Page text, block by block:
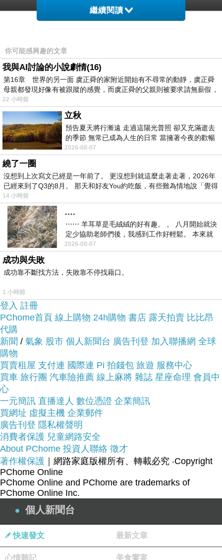
網路上購買~~
於是我參考了其他網友XCOM：未知的敵人 PC中文
完全版的推薦開箱文及心得分享!
上網找了很多XCOM：未知的敵人 PC中文完全版評
論跟比價的結果，還有哪裡買最便宜划算，發現它
真的很不錯!!
而且在網路上購買，品質有保障又有七天鑑
賞期，不滿意可以退貨也不用擔心買
貴!
服務這麼優，當然在網路購物最好啦~~你一定要來
看看XCOM：未知的敵人 PC中文完全版~~
商品網址:
值得玩家體驗的優秀遊戲
捍衛文明的存續
成為XCOM的精銳指揮官
掌握地球防衛力量
對抗異形入侵
繼續閱讀
你可能感興趣的文章
我與AI討論的小說劇情(16)
第16章 世界的另一面 虞正舜的家附近開始有不尋常的動靜，虞正舜
母親都發現好像有被跟蹤的感覺，而虞正舜的父親則被要求請無薪假，
22 小時前
立秋
預告夏天將行漸遠 走過這陽光普照 卻又充滿逝去
的季節 無常已成為人生的日常 當擁著今夜的歡暢
舒心 轉眼驟成昨日 而明晨 太陽
2026-08-07
繞了一圈
沒想到上次寫文已經是一年前了。 更沒想到就這麼走著走著，2026年
已經來到了Q3的8月。 那天和好友You約吃飯，有些難為情地說「覺得
14 小時前
….
⋯⋯ 羊耳草是毛絨絨的好有趣。 。 八月開始就決
定少協助老師們後，我感到工作好輕鬆。 本來就
不是我的工作啊。 真
2026-08-07
成功與失敗
成功靠不斷找方法，失敗靠不停找藉口。
1 小時前
登入 註冊
PChome首頁 線上購物 24h購物 書店 露天拍賣 比比昂
代購
新聞 / 氣象 股市 個人新聞台 廣告刊登 加入聯播網 全球
購物
買賣租屋 支付連 國際連 Pi 拍錢包 旅遊 服務中心
買車 旅行團 汽車險推薦 線上麻將 雜誌 星座命理 會員中
心
一元簡訊 直播達人 數位憑證 企業簡訊
買網址 虛擬主機 企業郵件
廣告刊登 隱私權聲明
消費者保護 兒童網路安全
About PChome 投資人聯絡 徵才
著作權保護 ｜網路家庭版權所有、轉載必究 ‧Copyright
PChome Online
PChome Online and PChome are trademarks of
PChome Online Inc.
個人新聞台
快速發文 最新文章
心情雜記 美食饗宴